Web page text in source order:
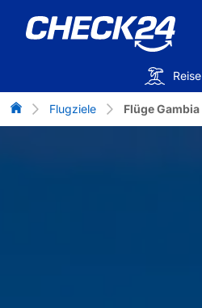
Reise
Flug-Vergleich
Flugziele Flüge Gambia